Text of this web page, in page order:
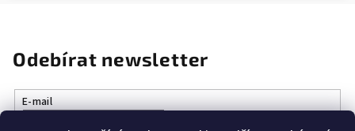
Odebírat newsletter
E-mail